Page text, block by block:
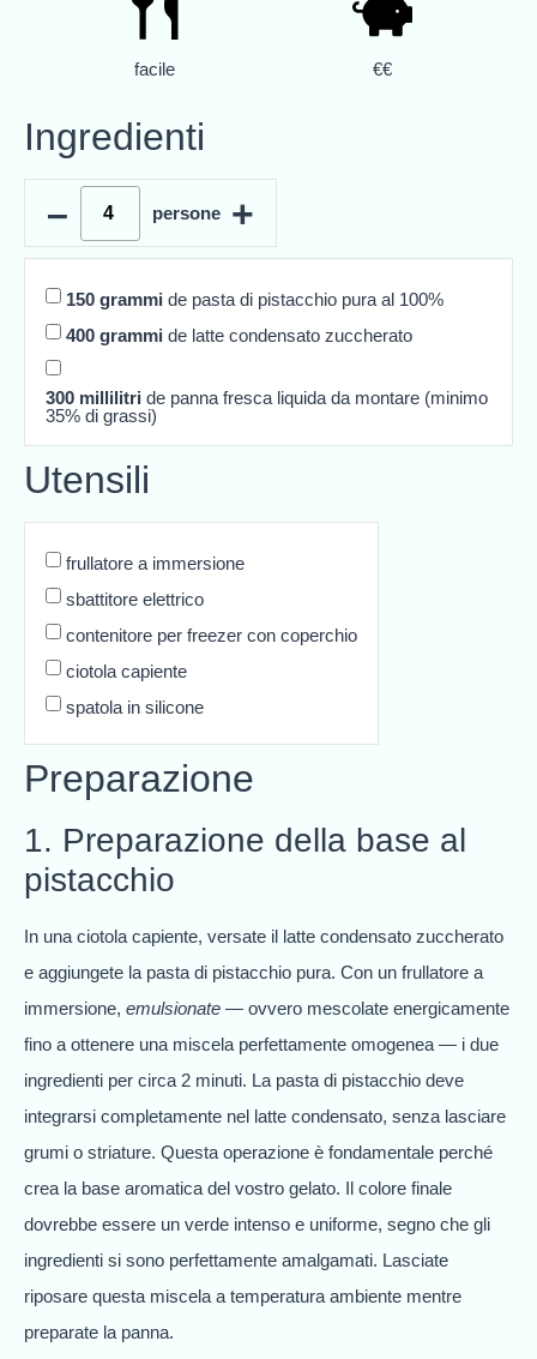
facile €€
Ingredienti
–
persone +
150 grammi de pasta di pistacchio pura al 100%
400 grammi de latte condensato zuccherato
300 millilitri de panna fresca liquida da montare (minimo
35% di grassi)
Utensili
frullatore a immersione
sbattitore elettrico
contenitore per freezer con coperchio
ciotola capiente
spatola in silicone
Preparazione
1. Preparazione della base al
pistacchio
In una ciotola capiente, versate il latte condensato zuccherato
e aggiungete la pasta di pistacchio pura. Con un frullatore a
immersione, emulsionate — ovvero mescolate energicamente
fino a ottenere una miscela perfettamente omogenea — i due
ingredienti per circa 2 minuti. La pasta di pistacchio deve
integrarsi completamente nel latte condensato, senza lasciare
grumi o striature. Questa operazione è fondamentale perché
crea la base aromatica del vostro gelato. Il colore finale
dovrebbe essere un verde intenso e uniforme, segno che gli
ingredienti si sono perfettamente amalgamati. Lasciate
riposare questa miscela a temperatura ambiente mentre
preparate la panna.